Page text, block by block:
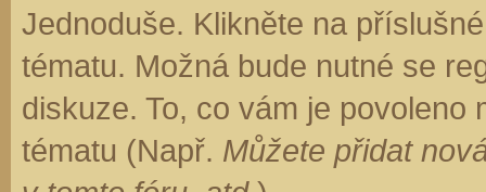
Jednoduše. Klikněte na
tématu. Možná bude nutné se
diskuze. To, co vám je
tématu (Např. Můžete přidat